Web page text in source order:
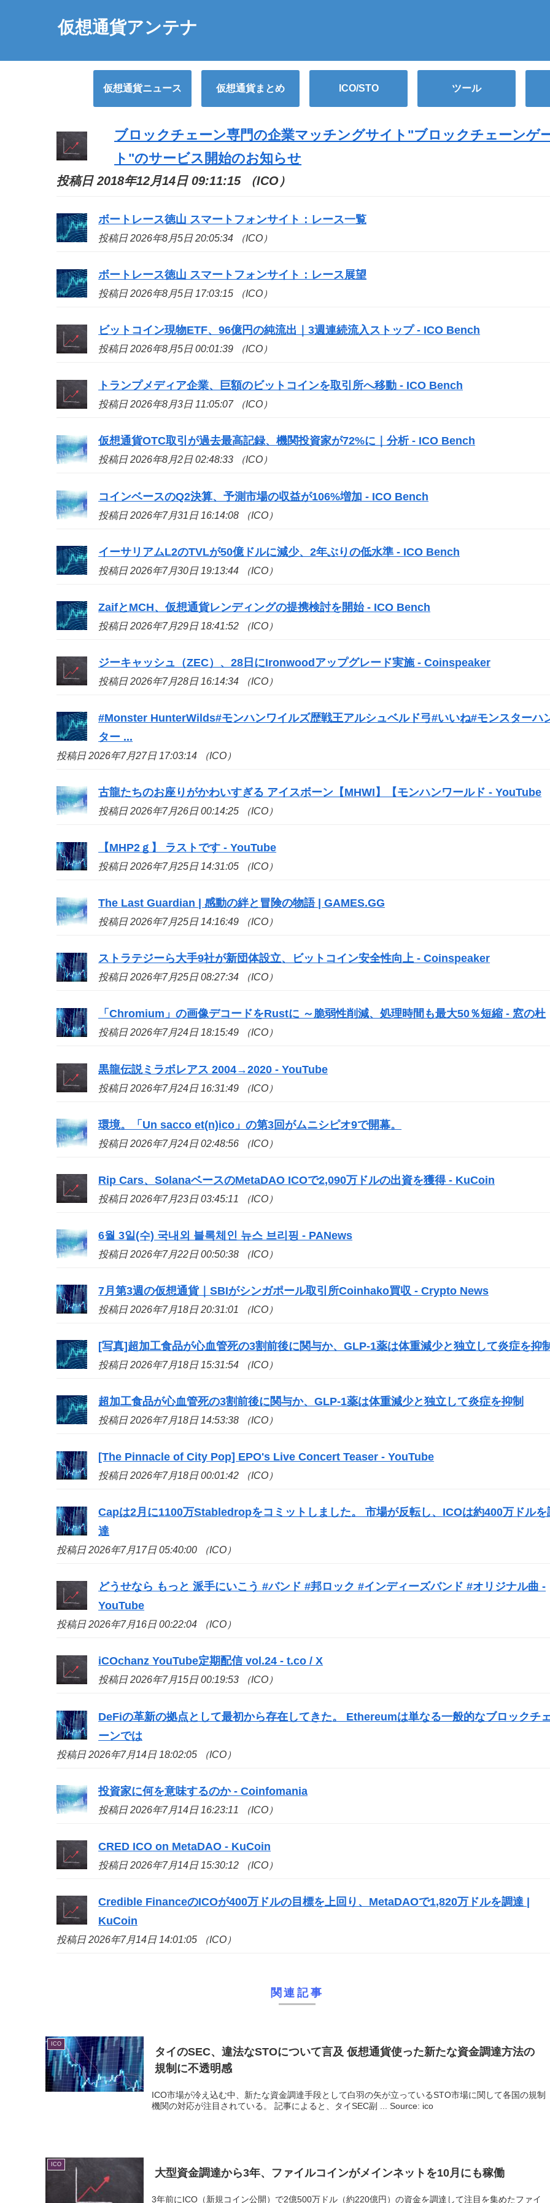
仮想通貨アンテナ
仮想通貨ニュース 仮想通貨まとめ ICO/STO ツール
ブロックチェーン専門の企業マッチングサイト"ブロックチェーンゲ
ト"のサービス開始のお知らせ
投稿日 2018年12月14日 09:11:15 （ICO）
ボートレース徳山 スマートフォンサイト：レース一覧
投稿日 2026年8月5日 20:05:34 （ICO）
ボートレース徳山 スマートフォンサイト：レース展望
投稿日 2026年8月5日 17:03:15 （ICO）
ビットコイン現物ETF、96億円の純流出｜3週連続流入ストップ - ICO Bench
投稿日 2026年8月5日 00:01:39 （ICO）
トランプメディア企業、巨額のビットコインを取引所へ移動 - ICO Bench
投稿日 2026年8月3日 11:05:07 （ICO）
仮想通貨OTC取引が過去最高記録、機関投資家が72%に｜分析 - ICO Bench
投稿日 2026年8月2日 02:48:33 （ICO）
コインベースのQ2決算、予測市場の収益が106%増加 - ICO Bench
投稿日 2026年7月31日 16:14:08 （ICO）
イーサリアムL2のTVLが50億ドルに減少、2年ぶりの低水準 - ICO Bench
投稿日 2026年7月30日 19:13:44 （ICO）
ZaifとMCH、仮想通貨レンディングの提携検討を開始 - ICO Bench
投稿日 2026年7月29日 18:41:52 （ICO）
ジーキャッシュ（ZEC）、28日にIronwoodアップグレード実施 - Coinspeaker
投稿日 2026年7月28日 16:14:34 （ICO）
#Monster HunterWilds#モンハンワイルズ歴戦王アルシュベルド弓#いいね#モンスターハ
ター ...
投稿日 2026年7月27日 17:03:14 （ICO）
古龍たちのお座りがかわいすぎる アイスボーン【MHWI】【モンハンワールド - YouTube
投稿日 2026年7月26日 00:14:25 （ICO）
【MHP2ｇ】 ラストです - YouTube
投稿日 2026年7月25日 14:31:05 （ICO）
The Last Guardian | 感動の絆と冒険の物語 | GAMES.GG
投稿日 2026年7月25日 14:16:49 （ICO）
ストラテジーら大手9社が新団体設立、ビットコイン安全性向上 - Coinspeaker
投稿日 2026年7月25日 08:27:34 （ICO）
「Chromium」の画像デコードをRustに ～脆弱性削減、処理時間も最大50％短縮 - 窓の杜
投稿日 2026年7月24日 18:15:49 （ICO）
黒龍伝説ミラボレアス 2004→2020 - YouTube
投稿日 2026年7月24日 16:31:49 （ICO）
環境。「Un sacco et(n)ico 」の第3回がムニシピオ9で開幕。
投稿日 2026年7月24日 02:48:56 （ICO）
Rip Cars、SolanaベースのMetaDAO ICOで2,090万ドルの出資を獲得 - KuCoin
投稿日 2026年7月23日 03:45:11 （ICO）
6월 3일(수) 국내외 블록체인 뉴스 브리핑 - PANews
投稿日 2026年7月22日 00:50:38 （ICO）
7月第3週の仮想通貨｜SBIがシンガポール取引所Coinhako買収 - Crypto News
投稿日 2026年7月18日 20:31:01 （ICO）
[写真]超加工食品が心血管死の3割前後に関与か、GLP-1薬は体重減少と独立して炎症を抑
投稿日 2026年7月18日 15:31:54 （ICO）
超加工食品が心血管死の3割前後に関与か、GLP-1薬は体重減少と独立して炎症を抑制
投稿日 2026年7月18日 14:53:38 （ICO）
[The Pinnacle of City Pop] EPO's Live Concert Teaser - YouTube
投稿日 2026年7月18日 00:01:42 （ICO）
Capは2月に1100万Stabledropをコミットしました。 市場が反転し、 ICOは約400万ドルを
達
投稿日 2026年7月17日 05:40:00 （ICO）
どうせなら もっと 派手にいこう #バンド #邦ロック #インディーズバンド #オリジナル曲 -
YouTube
投稿日 2026年7月16日 00:22:04 （ICO）
iCOchanz YouTube定期配信 vol.24 - t.co / X
投稿日 2026年7月15日 00:19:53 （ICO）
DeFiの革新の拠点として最初から存在してきた。 Ethereumは単なる一般的なブロックチ
ーンでは
投稿日 2026年7月14日 18:02:05 （ICO）
投資家に何を意味するのか - Coinfomania
投稿日 2026年7月14日 16:23:11 （ICO）
CRED ICO on MetaDAO - KuCoin
投稿日 2026年7月14日 15:30:12 （ICO）
Credible FinanceのICOが400万ドルの目標を上回り、MetaDAOで1,820万ドルを調達 |
KuCoin
投稿日 2026年7月14日 14:01:05 （ICO）
関連記事
ICO
タイのSEC、違法なSTOについて言及 仮想通貨使った新たな資金調達方法の
規制に不透明感
ICO市場が冷え込む中、新たな資金調達手段として白羽の矢が立っているSTO市場に関して各国の規制
機関の対応が注目されている。 記事によると、タイSEC副 ... Source: ico
ICO
大型資金調達から3年、ファイルコインがメインネットを10月にも稼働
3年前にICO（新規コイン公開）で2億500万ドル（約220億円）の資金を調達して注目を集めたファイ